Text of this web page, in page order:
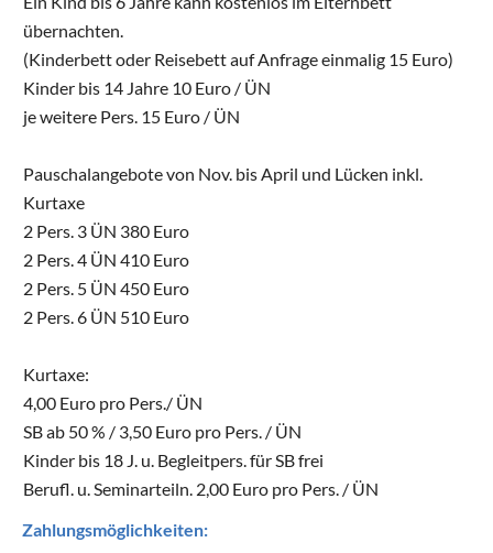
übernachten.
(Kinderbett oder Reisebett auf Anfrage einmalig 15 Euro)
Kinder bis 14 Jahre 10 Euro / ÜN
je weitere Pers. 15 Euro / ÜN
Pauschalangebote von Nov. bis April und Lücken inkl.
Kurtaxe
2 Pers. 3 ÜN 380 Euro
2 Pers. 4 ÜN 410 Euro
2 Pers. 5 ÜN 450 Euro
2 Pers. 6 ÜN 510 Euro
Kurtaxe:
4,00 Euro pro Pers./ ÜN
SB ab 50 % / 3,50 Euro pro Pers. / ÜN
Kinder bis 18 J. u. Begleitpers. für SB frei
Berufl. u. Seminarteiln. 2,00 Euro pro Pers. / ÜN
Zahlungsmöglichkeiten: